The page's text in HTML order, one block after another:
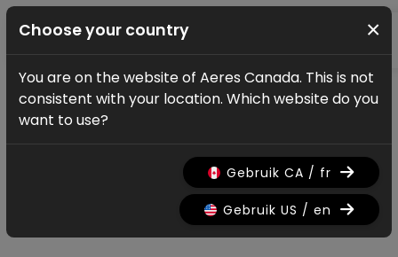
Nouvelles mise à jour
Actus & mises à jour
Nieuws Promo History
Choose your country ×
You are on the website of Aeres Canada. This is not
consistent with your location. Which website do you
want to use?
Gebruik CA / fr
Gebruik US / en